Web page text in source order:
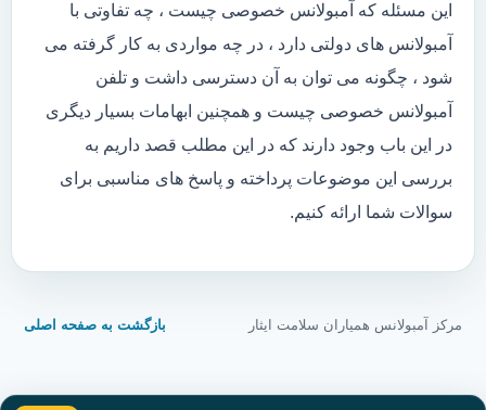
این مسئله که آمبولانس خصوصی چیست ، چه تفاوتی با
آمبولانس های دولتی دارد ، در چه مواردی به کار گرفته می
شود ، چگونه می توان به آن دسترسی داشت و تلفن
آمبولانس خصوصی چیست و همچنین ابهامات بسیار دیگری
در این باب وجود دارند که در این مطلب قصد داریم به
بررسی این موضوعات پرداخته و پاسخ های مناسبی برای
سوالات شما ارائه کنیم.
مرکز آمبولانس همیاران سلامت ایثار بازگشت به صفحه اصلی